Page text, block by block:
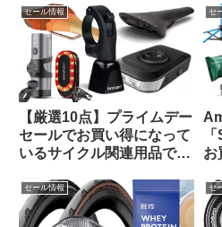
セール情報
【厳選10点】プライムデー
セールでお買い得になって
いるサイクル関連用品で未
してみました
セ
お
セール情報 セ